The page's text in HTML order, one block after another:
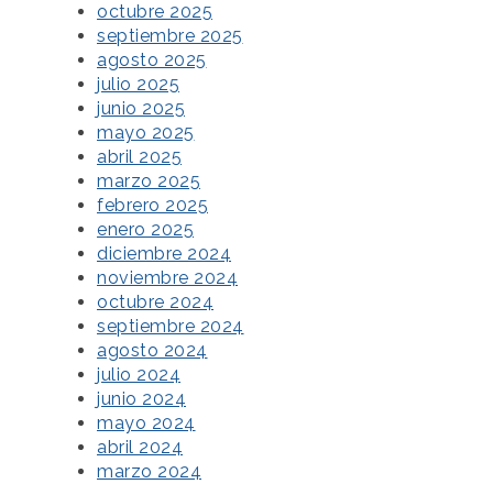
octubre 2025
septiembre 2025
agosto 2025
julio 2025
junio 2025
mayo 2025
abril 2025
marzo 2025
febrero 2025
enero 2025
diciembre 2024
noviembre 2024
octubre 2024
septiembre 2024
agosto 2024
julio 2024
junio 2024
mayo 2024
abril 2024
marzo 2024